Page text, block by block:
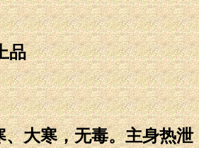
品
、大寒，无毒。主身热泄